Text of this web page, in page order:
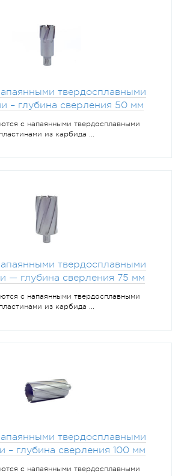
твердосплавными
– глубина сверления 50 мм
с напаянными твердосплавными
пластинами из карбида ...
твердосплавными
— глубина сверления 75 мм
с напаянными твердосплавными
пластинами из карбида ...
твердосплавными
– глубина сверления 100 мм
с напаянными твердосплавными